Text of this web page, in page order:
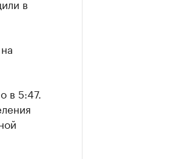
в
в 5:47.